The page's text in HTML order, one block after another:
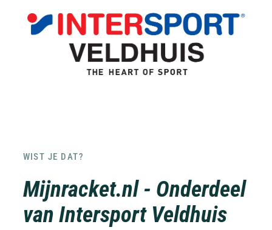
WIST JE DAT?
Mijnracket.nl - Onderdeel
van Intersport Veldhuis